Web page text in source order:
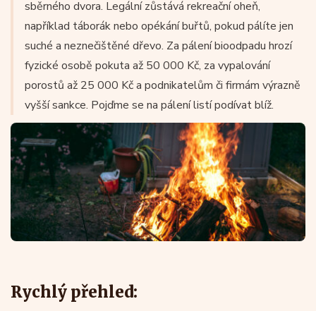
sběrného dvora. Legální zůstává rekreační oheň,
například táborák nebo opékání buřtů, pokud pálíte jen
suché a neznečištěné dřevo. Za pálení bioodpadu hrozí
fyzické osobě pokuta až 50 000 Kč, za vypalování
porostů až 25 000 Kč a podnikatelům či firmám výrazně
vyšší sankce. Pojďme se na pálení listí podívat blíž.
Rychlý přehled: